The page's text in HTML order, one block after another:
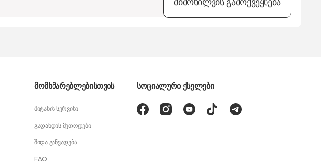
მიმოხილვის გამოქვეყნება
მომხმარებლებისთვის
მიტანის სერვისი
გადახდის მეთოდები
შიდა განვადება
FAQ
სოციალური ქსელები